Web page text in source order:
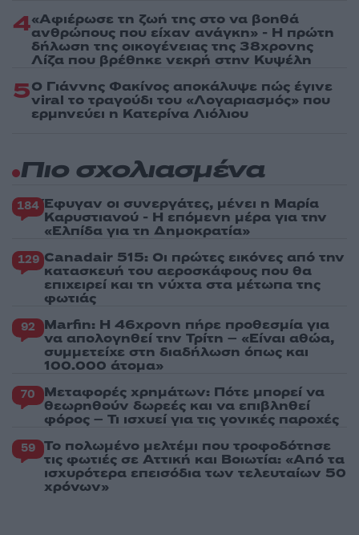
4«Αφιέρωσε τη ζωή της στο να βοηθά
ανθρώπους που είχαν ανάγκη» - Η πρώτη
δήλωση της οικογένειας της 38χρονης
Λίζα που βρέθηκε νεκρή στην Κυψέλη
5Ο Γιάννης Φακίνος αποκάλυψε πώς έγινε
viral το τραγούδι του «Λογαριασμός» που
ερμηνεύει η Κατερίνα Λιόλιου
Πιο σχολιασμένα
184 Έφυγαν οι συνεργάτες, μένει η Μαρία
Καρυστιανού - Η επόμενη μέρα για την
«Ελπίδα για τη Δημοκρατία»
129 Canadair 515: Οι πρώτες εικόνες από την
κατασκευή του αεροσκάφους που θα
επιχειρεί και τη νύχτα στα μέτωπα της
φωτιάς
92 Marfin: Η 46χρονη πήρε προθεσμία για
να απολογηθεί την Τρίτη – «Είναι αθώα,
συμμετείχε στη διαδήλωση όπως και
100.000 άτομα»
70 Μεταφορές χρημάτων: Πότε μπορεί να
θεωρηθούν δωρεές και να επιβληθεί
φόρος – Τι ισχυεί για τις γονικές παροχές
59 Το πολωμένο μελτέμι που τροφοδότησε
τις φωτιές σε Αττική και Βοιωτία: «Από τα
ισχυρότερα επεισόδια των τελευταίων 50
χρόνων»